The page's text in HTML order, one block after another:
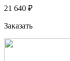
21 640 ₽
Заказать